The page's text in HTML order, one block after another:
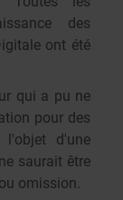
des
ont été
qui a pu ne
pour des
d'une
saurait être
omission.